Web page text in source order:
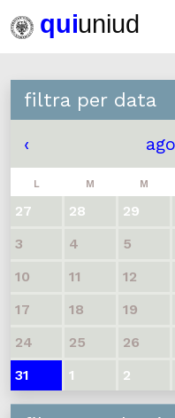
filtra per data
‹
L M M
27 28 29
3
4 5
10
11 12
17
18 19
24
25 26
31
1 2